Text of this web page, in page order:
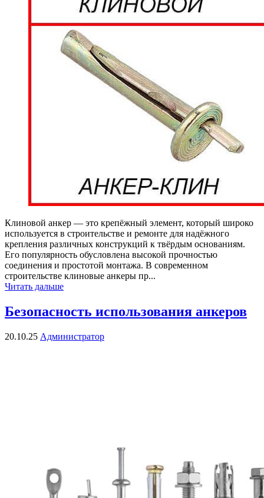
Клиновой анкер — это крепёжный элемент, который широко
используется в строительстве и ремонте для надёжного
крепления различных конструкций к твёрдым основаниям.
Его популярность обусловлена высокой прочностью
соединения и простотой монтажа. В современном
строительстве клиновые анкеры пр...
Читать дальше
Безопасность использования анкеров
20.10.25 Администратор